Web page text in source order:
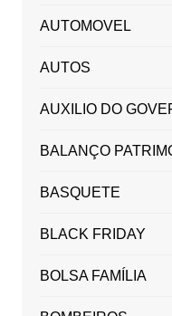
AUTOMOVEL
AUTOS
AUXILIO DO
BALANÇO
BASQUETE
BLACK FRIDAY
BOLSA FAMÍLIA